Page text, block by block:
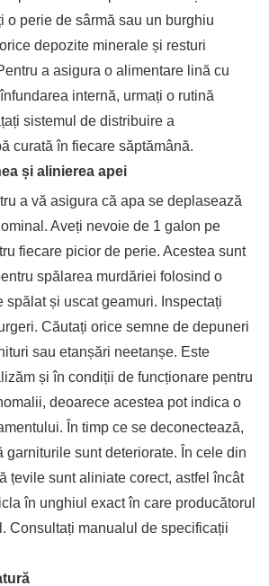
o perie de sârmă sau un burghiu
depozite minerale și resturi
a asigura o alimentare lină cu
internă, urmați o rutină
sistemul de distribuire a
curată în fiecare săptămână.
și alinierea apei
a vă asigura că apa se deplasează
Aveți nevoie de 1 galon pe
fiecare picior de perie. Acestea sunt
spălarea murdăriei folosind o
spălat și uscat geamuri. Inspectați
Căutați orice semne de depuneri
sau etanșări neetanșe. Este
și în condiții de funcționare pentru
deoarece acestea pot indica o
În timp ce se deconectează,
garniturile sunt deteriorate. În cele din
țevile sunt aliniate corect, astfel încât
în unghiul exact în care producătorul
Consultați manualul de specificații